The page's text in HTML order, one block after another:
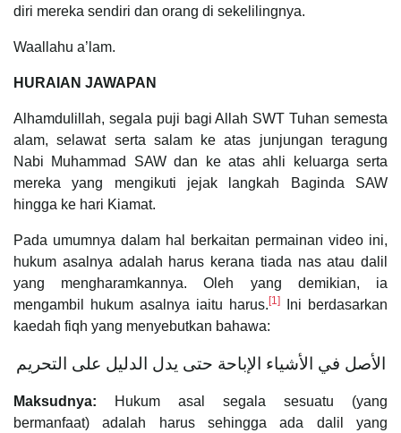
diri mereka sendiri dan orang di sekelilingnya.
Waallahu a’lam.
HURAIAN JAWAPAN
Alhamdulillah, segala puji bagi Allah SWT Tuhan semesta
alam, selawat serta salam ke atas junjungan teragung
Nabi Muhammad SAW dan ke atas ahli keluarga serta
mereka yang mengikuti jejak langkah Baginda SAW
hingga ke hari Kiamat.
Pada umumnya dalam hal berkaitan permainan video ini,
hukum asalnya adalah harus kerana tiada nas atau dalil
yang mengharamkannya. Oleh yang demikian, ia
mengambil hukum asalnya iaitu harus.[1]
Ini berdasarkan
kaedah fiqh yang menyebutkan bahawa:
الأصل في الأشياء الإباحة حتى يدل الدليل على التحريم
Maksudnya: Hukum asal segala sesuatu (yang
bermanfaat) adalah harus sehingga ada dalil yang